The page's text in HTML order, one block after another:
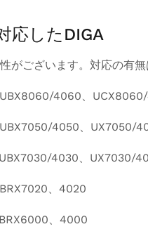
応したDIGA
がございます。対応の有無
4060、
4050、UX7050/
4030、UX7030/
、4020
、4000